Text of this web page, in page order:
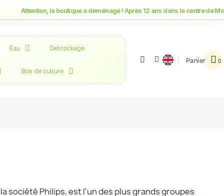
la boutique a déménagé ! Après 12 ans dans le centre de
Eau Destockage
Box de culture
Panier
société Philips, est l'un des plus grands groupes